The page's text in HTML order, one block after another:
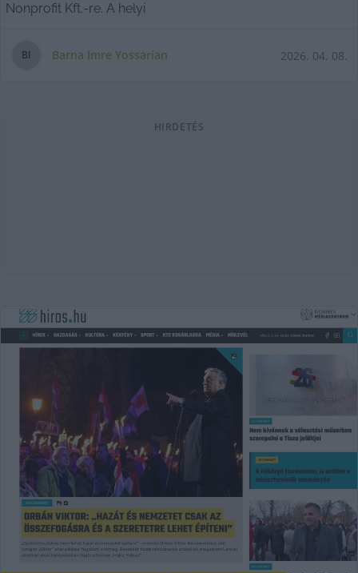
Nonprofit Kft.-re. A helyi
BI Barna Imre Yossarian 2026. 04. 08.
HIRDETÉS